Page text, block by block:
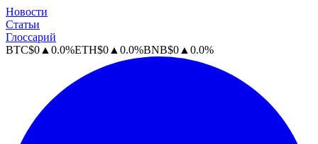
Новости
Статьи
Глоссарий
BTC$0 ▲ 0.0%ETH$0 ▲ 0.0%BNB$0 ▲ 0.0%